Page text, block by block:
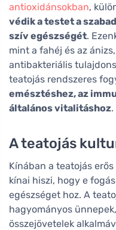
antioxidánsokban,
védik a testet a
szív egészségét.
mint a fahéj és az
antibakteriális
teatojás rendszeres
emésztéshez, az
általános vitalitáshoz.
A teatojás
Kínában a teatojás
kínai hiszi, hogy e
egészséget hoz. A
hagyományos
összejövetelek